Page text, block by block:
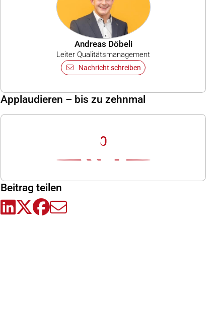
Andreas Döbeli
Leiter Qualitätsmanagement
Nachricht schreiben
Applaudieren – bis zu zehnmal
0
Beitrag teilen